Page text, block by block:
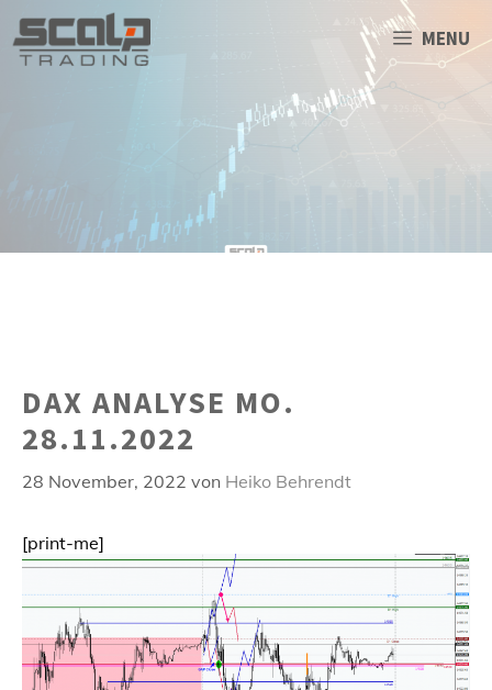
Inhalt
springen
MENU
DAX ANALYSE MO.
28.11.2022
28 November, 2022 von Heiko Behrendt
[print-me]